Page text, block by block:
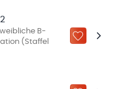
B-
(Staffel
ZU „MEINE